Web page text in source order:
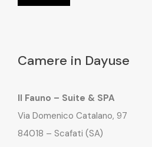
Camere in Dayuse
Il Fauno – Suite & SPA
Via Domenico Catalano, 97
84018 – Scafati (SA)